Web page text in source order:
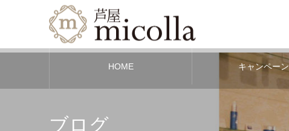
HOME キャンペーン
ブログ